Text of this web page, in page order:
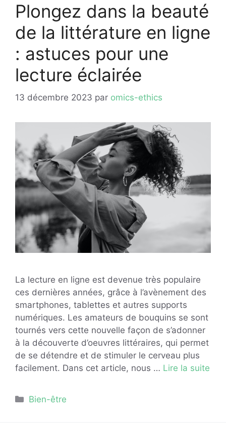
Plongez dans la beauté
de la littérature en ligne
: astuces pour une
lecture éclairée
13 décembre 2023 par omics-ethics
La lecture en ligne est devenue très populaire
ces dernières années, grâce à l’avènement des
smartphones, tablettes et autres supports
numériques. Les amateurs de bouquins se sont
tournés vers cette nouvelle façon de s’adonner
à la découverte d’oeuvres littéraires, qui permet
de se détendre et de stimuler le cerveau plus
facilement. Dans cet article, nous … Lire la suite
Catégories
Bien-être